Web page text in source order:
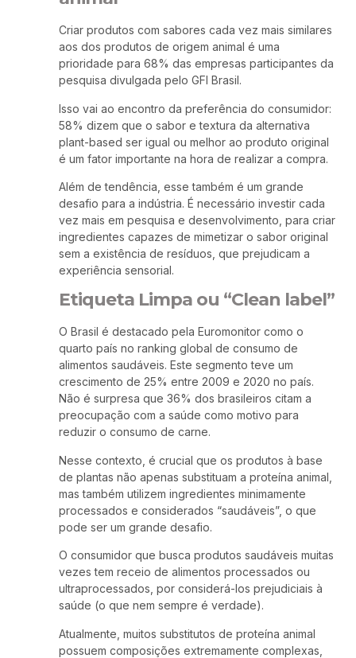
Criar produtos com sabores cada vez mais similares
aos dos produtos de origem animal é uma
prioridade para 68% das empresas participantes da
pesquisa divulgada pelo GFI Brasil.
Isso vai ao encontro da preferência do consumidor:
58% dizem que o sabor e textura da alternativa
plant-based ser igual ou melhor ao produto original
é um fator importante na hora de realizar a compra.
Além de tendência, esse também é um grande
desafio para a indústria. É necessário investir cada
vez mais em pesquisa e desenvolvimento, para criar
ingredientes capazes de mimetizar o sabor original
sem a existência de resíduos, que prejudicam a
experiência sensorial.
Etiqueta Limpa ou “Clean label”
O Brasil é destacado pela Euromonitor como o
quarto país no ranking global de consumo de
alimentos saudáveis. Este segmento teve um
crescimento de 25% entre 2009 e 2020 no país.
Não é surpresa que 36% dos brasileiros citam a
preocupação com a saúde como motivo para
reduzir o consumo de carne.
Nesse contexto, é crucial que os produtos à base
de plantas não apenas substituam a proteína animal,
mas também utilizem ingredientes minimamente
processados e considerados “saudáveis”, o que
pode ser um grande desafio.
O consumidor que busca produtos saudáveis muitas
vezes tem receio de alimentos processados ou
ultraprocessados, por considerá-los prejudiciais à
saúde (o que nem sempre é verdade).
Atualmente, muitos substitutos de proteína animal
possuem composições extremamente complexas,